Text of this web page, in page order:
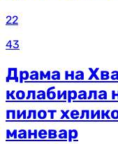
22
43
Драма на
колабирала
пилот
маневар